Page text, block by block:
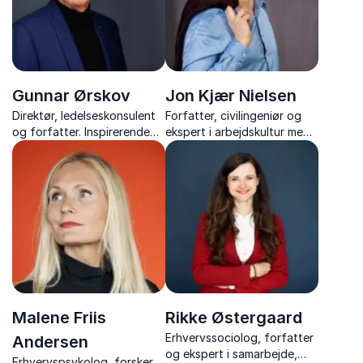
Gunnar Ørskov
Direktør, ledelseskonsulent
og forfatter. Inspirerende
foredragsholder med tre
årtiers erfaring i
arbejdsglæde, forandring
og kommunikation.
Jon Kjær Nielsen
Forfatter, civilingeniør og
ekspert i arbejdskultur med
foredrag der har fokus på
arbejdsglæde, trivsel og en
sund arbejdskultur, der kan
mærkes i hverdagen.
Malene Friis
Andersen
Rikke Østergaard
Erhvervssociolog, forfatter
og ekspert i samarbejde,